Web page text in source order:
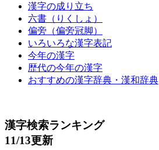
漢字の成り立ち
六書（りくしょ）
偏旁（偏旁冠脚）
いろいろな漢字表記
今年の漢字
歴代の今年の漢字
おすすめの漢字辞典・漢和辞典
漢字検索ランキング
11/13更新